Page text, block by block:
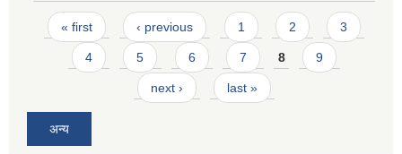
Pages
« first ‹ previous 1 2 3
4 5 6 7 8 9
next › last »
अन्य